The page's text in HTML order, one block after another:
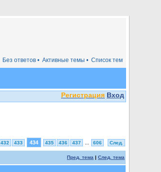
Список тем
Активные темы •
Без ответов •
Регистрация Вход
432 433 434 435 436 437 606 След.
Пред. тема | След. тема